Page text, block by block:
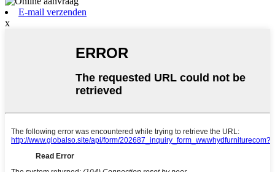
E-mail verzenden
x